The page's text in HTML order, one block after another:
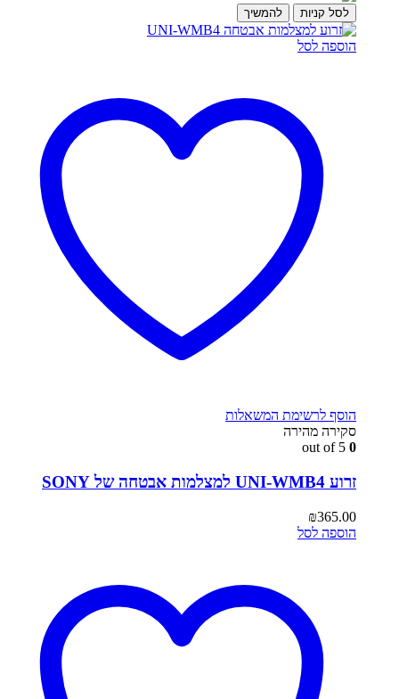
לסל קניות להמשיך
הוספה לסל
הוסף לרשימת המשאלות
סקירה מהירה
0
זרוע UNI-WMB4 למצלמות אבטחה של SONY
₪365.00
הוספה לסל